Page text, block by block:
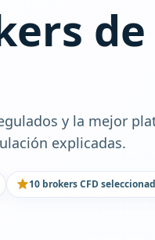
de
y la mejor
explicadas.
10 brokers CFD